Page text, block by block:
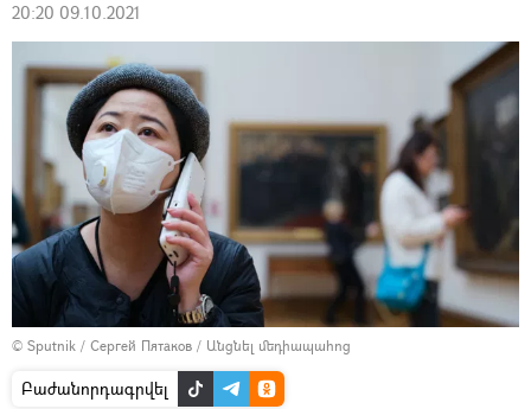
20:20 09.10.2021
© Sputnik / Сергей Пятаков / Անցնել մեդիապահոց
Բաժանորդագրվել